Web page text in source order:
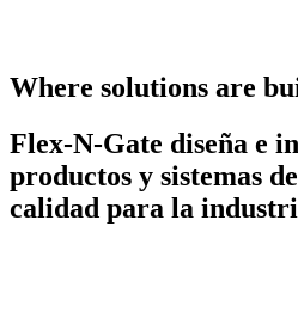
Where solutions are
Flex-N-Gate diseña e
productos y sistemas
calidad para la